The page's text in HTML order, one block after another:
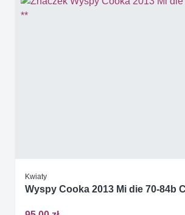
Kwiaty
Wyspy Cooka 2013 Mi die 70-84b